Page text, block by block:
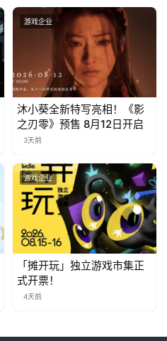
游戏企业
沐小葵全新特写亮相！《影
之刃零》预售 8月12日开启
3天前
游戏企业
「摊开玩」独立游戏市集正
式开票！
4天前